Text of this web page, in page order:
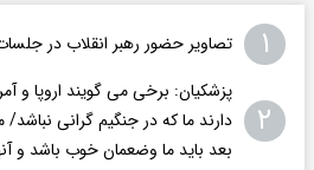
۱ تصاویر حضور رهبر انقلاب در
۲
پزشکیان: برخی می گویند اروپا و
دارند ما که در جنگیم گرانی
بعد باید ما وضعمان خوب باشد و